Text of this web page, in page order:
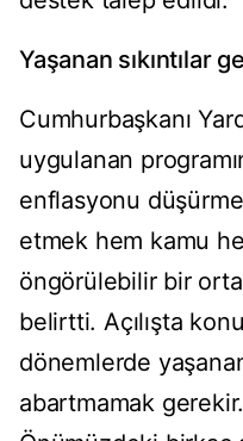
Yaşanan sıkıntılar
Cumhurbaşkanı
uygulanan
enflasyonu
etmek hem kamu
öngörülebilir bir
belirtti. Açılışta
dönemlerde
abartmamak